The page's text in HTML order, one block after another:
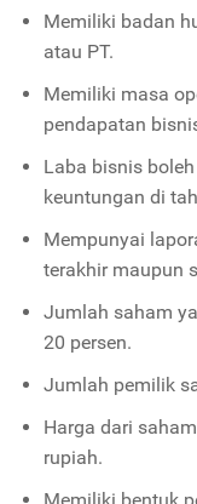
Memiliki badan
atau PT.
Memiliki masa
pendapatan
Laba bisnis
keuntungan di
Mempunyai
terakhir maupun
Jumlah saham
20 persen.
Jumlah pemilik
Harga dari
rupiah.